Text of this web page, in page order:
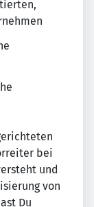
bei
und
von
Du